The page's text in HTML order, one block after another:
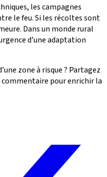
les campagnes
le feu. Si les récoltes sont
Dans un monde rural
d’une adaptation
zone à risque ? Partagez
pour enrichir la